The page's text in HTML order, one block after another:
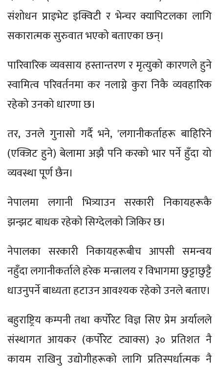
संशोधन प्राइभेट इक्विटी र भेन्चर क्यापिटलका लागि
सकारात्मक सुरुवात भएको बताएका छन्।
पारिवारिक व्यवसाय हस्तान्तरण र मृत्युको कारणले हुने
स्वामित्व परिवर्तनमा कर नलाग्ने कुरा निकै व्यवहारिक
रहेको उनको धारणा छ।
तर, उनले गुनासो गर्दै भने, 'लगानीकर्ताहरू बाहिरिने
(एक्जिट हुने) बेलामा अझै पनि करको भार पर्ने हुँदा यो
व्यवस्था पूर्ण छैन।
नेपालमा लगानी भित्र्याउन सरकारी निकायहरूकै
झन्झट बाधक रहेको सिग्देलको जिकिर छ।
नेपालका सरकारी निकायहरूबीच आपसी समन्वय
नहुँदा लगानीकर्ताले हरेक मन्त्रालय र विभागमा छुट्टाछुट्टै
धाउनुपर्ने बाध्यता हटाउन आवश्‍यक रहेको उनले बताए।
बहुराष्ट्रिय कम्पनी तथा कर्पोरेट विज्ञ सिए प्रेम अर्यालले
संस्थागत आयकर (कर्पोरेट ट्याक्स) ३० प्रतिशत नै
कायम राखिनु उद्योगीहरूको लागि प्रतिस्पर्धात्मक नै